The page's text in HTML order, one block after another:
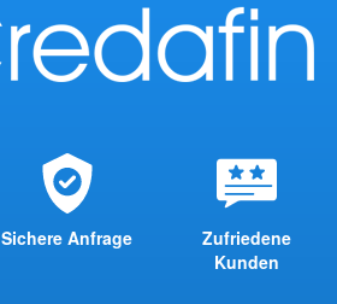
Sichere Anfrage
Zufriedene
Kunden